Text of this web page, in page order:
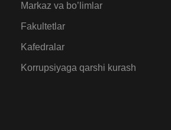
Markaz va bo’limlar
Fakultetlar
Kafedralar
Korrupsiyaga qarshi kurash